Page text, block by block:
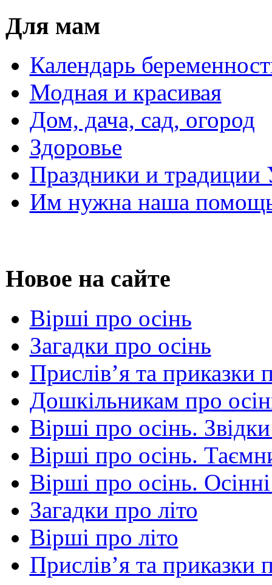
Для мам
Календарь
Модная и красивая
Дом, дача, сад, огород
Здоровье
Праздники и традиции
Им нужна наша
Новое на сайте
Вірші про осінь
Загадки про осінь
Прислів’я та приказки
Дошкільникам про
Вірші про осінь.
Вірші про осінь.
Вірші про осінь.
Загадки про літо
Вірші про літо
Прислів’я та приказки